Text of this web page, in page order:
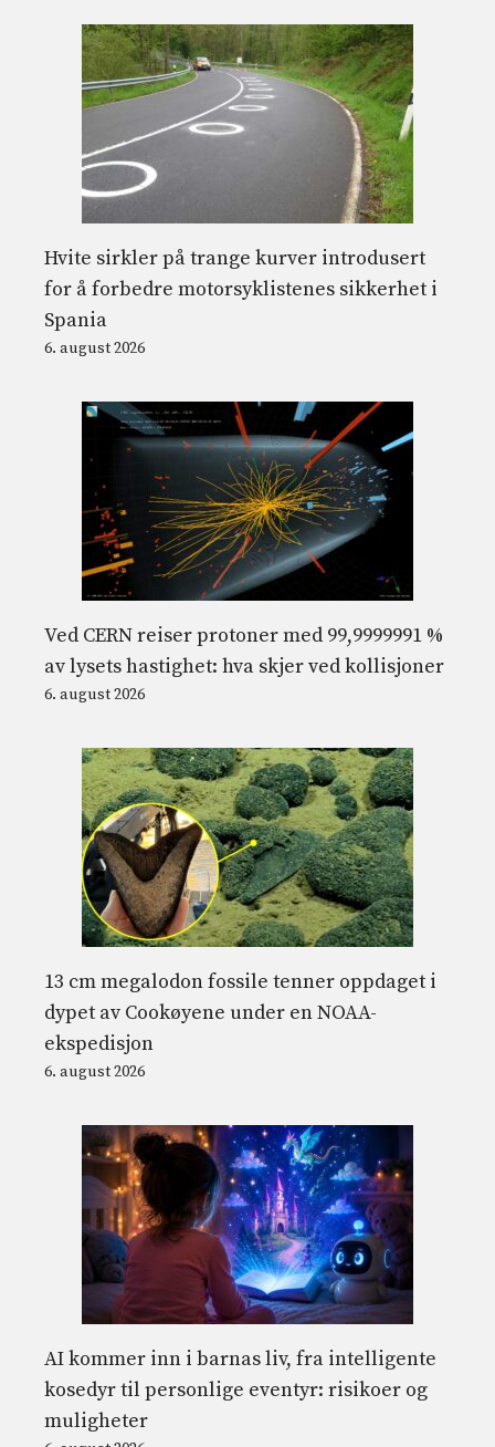
Hvite sirkler på trange kurver introdusert
for å forbedre motorsyklistenes sikkerhet i
Spania
6. august 2026
Ved CERN reiser protoner med 99,9999991 %
av lysets hastighet: hva skjer ved kollisjoner
6. august 2026
13 cm megalodon fossile tenner oppdaget i
dypet av Cookøyene under en NOAA-
ekspedisjon
6. august 2026
AI kommer inn i barnas liv, fra intelligente
kosedyr til personlige eventyr: risikoer og
muligheter